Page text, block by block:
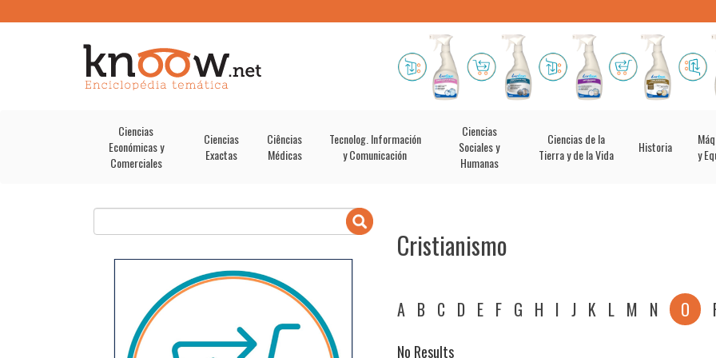
Ciencias
Económicas y
Comerciales
Ciencias
Exactas
Ciências
Médicas
Tecnolog. Información
y Comunicación
Ciencias
Sociales y
Humanas
Ciencias de la
Tierra y de la Vida
Historia
y
Cristianismo
A B C D E F G H I J K L M N O
No Results